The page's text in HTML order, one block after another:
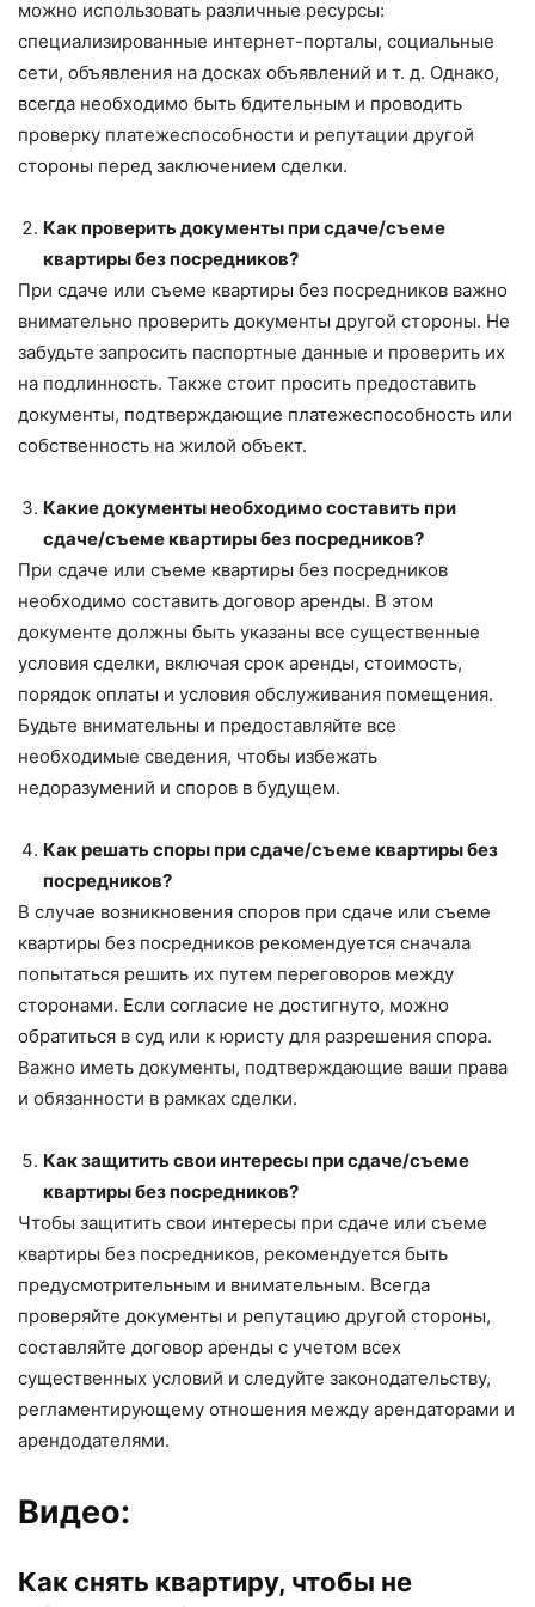
можно использовать различные ресурсы:
специализированные интернет-порталы, социальные
сети, объявления на досках объявлений и т. д. Однако,
всегда необходимо быть бдительным и проводить
проверку платежеспособности и репутации другой
стороны перед заключением сделки.
Как проверить документы при сдаче/съеме
квартиры без посредников?
При сдаче или съеме квартиры без посредников важно
внимательно проверить документы другой стороны. Не
забудьте запросить паспортные данные и проверить их
на подлинность. Также стоит просить предоставить
документы, подтверждающие платежеспособность или
собственность на жилой объект.
Какие документы необходимо составить при
сдаче/съеме квартиры без посредников?
При сдаче или съеме квартиры без посредников
необходимо составить договор аренды. В этом
документе должны быть указаны все существенные
условия сделки, включая срок аренды, стоимость,
порядок оплаты и условия обслуживания помещения.
Будьте внимательны и предоставляйте все
необходимые сведения, чтобы избежать
недоразумений и споров в будущем.
Как решать споры при сдаче/съеме квартиры без
посредников?
В случае возникновения споров при сдаче или съеме
квартиры без посредников рекомендуется сначала
попытаться решить их путем переговоров между
сторонами. Если согласие не достигнуто, можно
обратиться в суд или к юристу для разрешения спора.
Важно иметь документы, подтверждающие ваши права
и обязанности в рамках сделки.
Как защитить свои интересы при сдаче/съеме
квартиры без посредников?
Чтобы защитить свои интересы при сдаче или съеме
квартиры без посредников, рекомендуется быть
предусмотрительным и внимательным. Всегда
проверяйте документы и репутацию другой стороны,
составляйте договор аренды с учетом всех
существенных условий и следуйте законодательству,
регламентирующему отношения между арендаторами и
арендодателями.
Видео:
Как снять квартиру, чтобы не